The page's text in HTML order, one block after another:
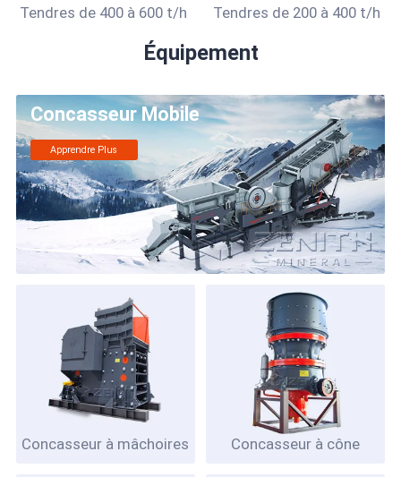
Tendres de 400 à 600 t/h
Tendres de 200 à 400 t/h
Équipement
Concasseur Mobile
Apprendre Plus
Concasseur à mâchoires Concasseur à cône